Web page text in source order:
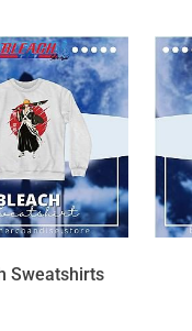
Sweatshirts